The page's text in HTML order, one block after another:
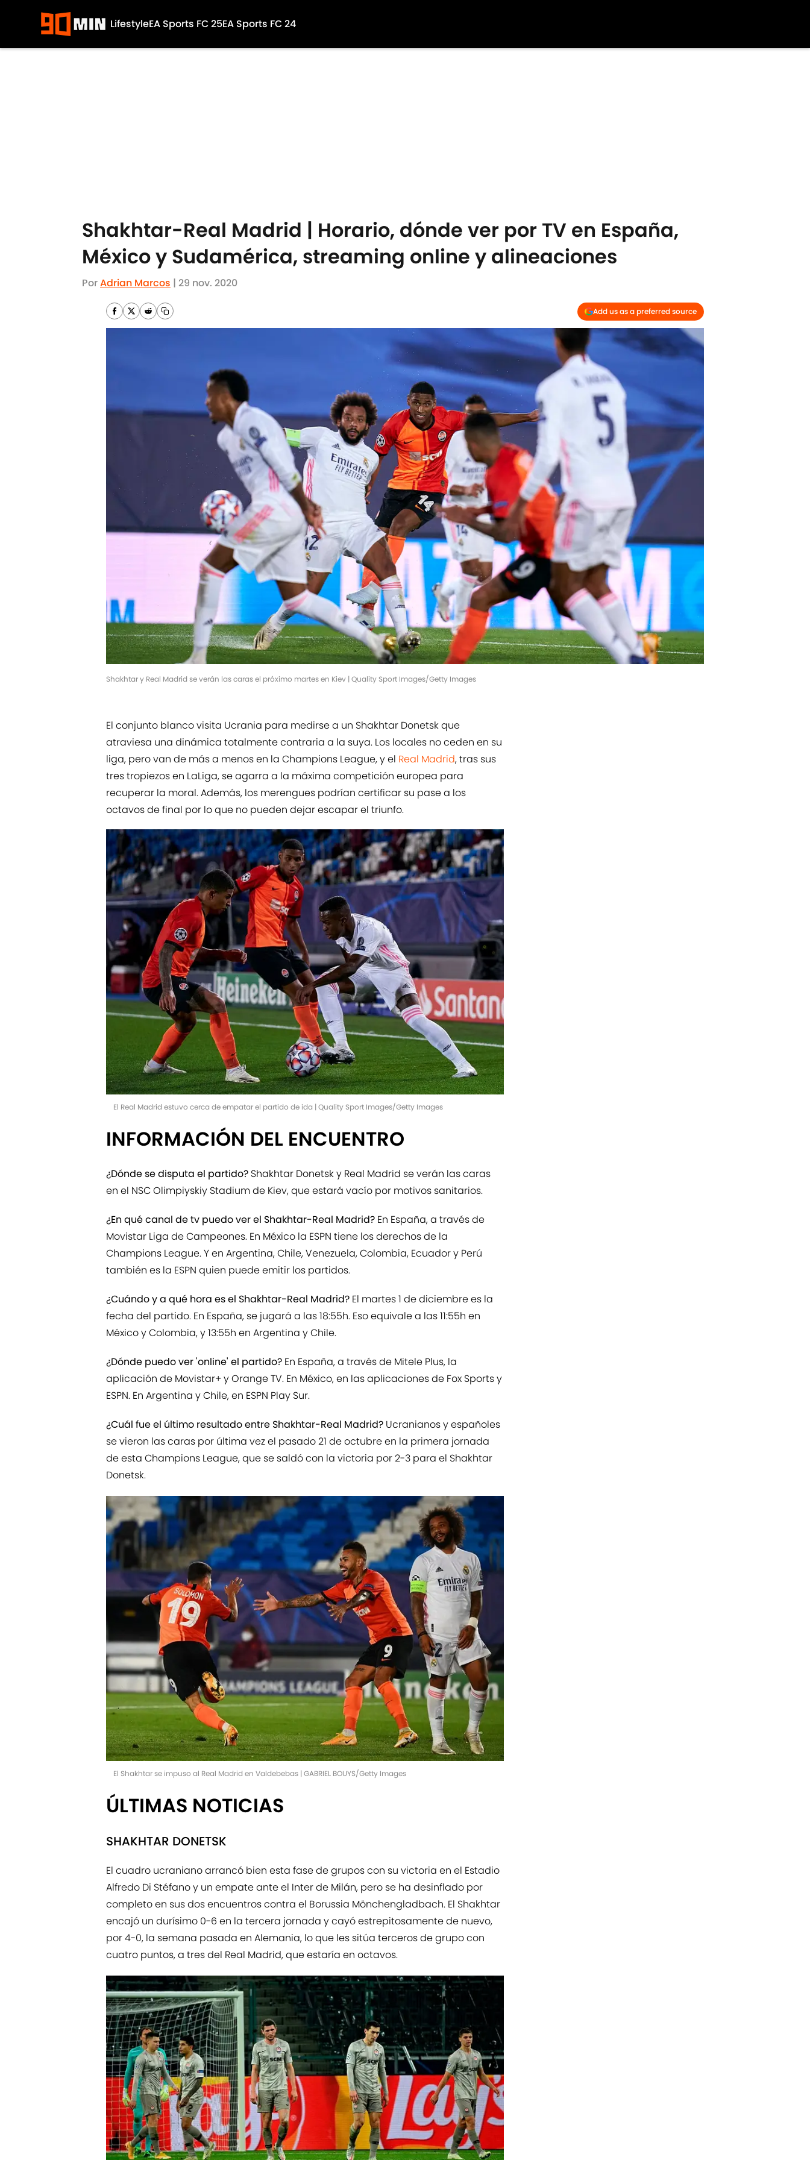
LifestyleEA Sports FC 25EA Sports FC 24
Shakhtar-Real Madrid | Horario, dónde ver por TV en España,
México y Sudamérica, streaming online y alineaciones
PorAdrian Marcos | 29 nov. 2020
Add us as a preferred source
Shakhtar y Real Madrid se verán las caras el próximo martes en Kiev | Quality Sport Images/Getty Images
El conjunto blanco visita Ucrania para medirse a un Shakhtar Donetsk que
atraviesa una dinámica totalmente contraria a la suya. Los locales no ceden en su
liga, pero van de más a menos en la Champions League, y el Real Madrid, tras sus
tres tropiezos en LaLiga, se agarra a la máxima competición europea para
recuperar la moral. Además, los merengues podrían certificar su pase a los
octavos de final por lo que no pueden dejar escapar el triunfo.
El Real Madrid estuvo cerca de empatar el partido de ida | Quality Sport Images/Getty Images
INFORMACIÓN DEL ENCUENTRO
¿Dónde se disputa el partido? Shakhtar Donetsk y Real Madrid se verán las caras
en el NSC Olimpiyskiy Stadium de Kiev, que estará vacío por motivos sanitarios.
¿En qué canal de tv puedo ver el Shakhtar-Real Madrid? En España, a través de
Movistar Liga de Campeones. En México la ESPN tiene los derechos de la
Champions League. Y en Argentina, Chile, Venezuela, Colombia, Ecuador y Perú
también es la ESPN quien puede emitir los partidos.
¿Cuándo y a qué hora es el Shakhtar-Real Madrid? El martes 1 de diciembre es la
fecha del partido. En España, se jugará a las 18:55h. Eso equivale a las 11:55h en
México y Colombia, y 13:55h en Argentina y Chile.
¿Dónde puedo ver 'online' el partido? En España, a través de Mitele Plus, la
aplicación de Movistar+ y Orange TV. En México, en las aplicaciones de Fox Sports y
ESPN. En Argentina y Chile, en ESPN Play Sur.
¿Cuál fue el último resultado entre Shakhtar-Real Madrid? Ucranianos y españoles
se vieron las caras por última vez el pasado 21 de octubre en la primera jornada
de esta Champions League, que se saldó con la victoria por 2-3 para el Shakhtar
Donetsk.
El Shakhtar se impuso al Real Madrid en Valdebebas | GABRIEL BOUYS/Getty Images
ÚLTIMAS NOTICIAS
SHAKHTAR DONETSK
El cuadro ucraniano arrancó bien esta fase de grupos con su victoria en el Estadio
Alfredo Di Stéfano y un empate ante el Inter de Milán, pero se ha desinflado por
completo en sus dos encuentros contra el Borussia Mönchengladbach. El Shakhtar
encajó un durísimo 0-6 en la tercera jornada y cayó estrepitosamente de nuevo,
por 4-0, la semana pasada en Alemania, lo que les sitúa terceros de grupo con
cuatro puntos, a tres del Real Madrid, que estaría en octavos.